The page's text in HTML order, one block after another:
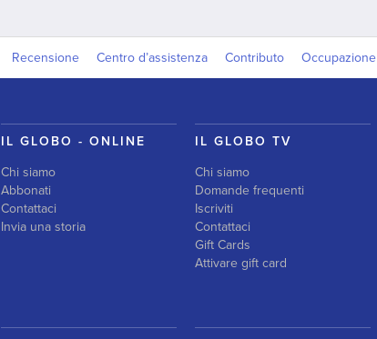
Recensione Centro d’assistenza Contributo Occupazione
IL GLOBO - ONLINE
Chi siamo
Abbonati
Contattaci
Invia una storia
IL GLOBO TV
Chi siamo
Domande frequenti
Iscriviti
Contattaci
Gift Cards
Attivare gift card